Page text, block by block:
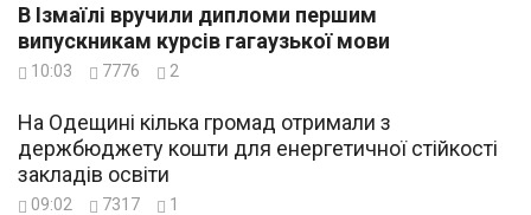
В Ізмаїлі вручили дипломи першим
випускникам курсів гагаузької мови
10:03 7776 2
На Одещині кілька громад отримали з
держбюджету кошти для енергетичної стійкості
закладів освіти
09:02 7317 1